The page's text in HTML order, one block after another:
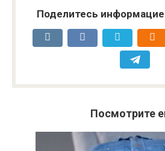
Поделитесь
Посмотрите